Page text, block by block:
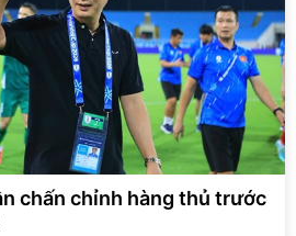
chấn chỉnh hàng thủ trước